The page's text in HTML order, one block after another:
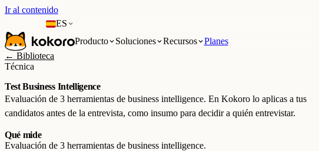
Ir al contenido
ES
Producto
Soluciones Recursos Planes
← Biblioteca
Técnica
Test Business Intelligence
Evaluación de 3 herramientas de business intelligence. En Kokoro lo aplicas a tus
candidatos antes de la entrevista, como insumo para decidir a quién entrevistar.
Qué mide
Evaluación de 3 herramientas de business intelligence.